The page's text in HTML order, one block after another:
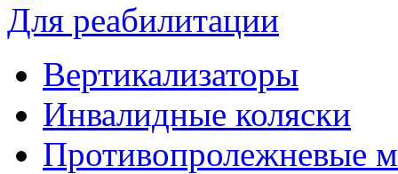
Для реабилитации
Вертикализаторы
Инвалидные коляски
Противопролежневые